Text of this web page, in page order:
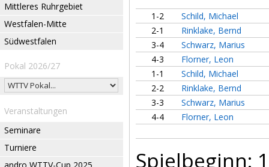
Mittleres Ruhrgebiet
Westfalen-Mitte
Südwestfalen
Pokal 2026/27
Veranstaltungen
Seminare
Turniere
1-2
Schild, Michael
2-1
Rinklake, Bernd
3-4
Schwarz, Marius
4-3
Florner, Leon
1-1
Schild, Michael
2-2
Rinklake, Bernd
3-3
Schwarz, Marius
4-4
Florner, Leon
Spielbeginn: